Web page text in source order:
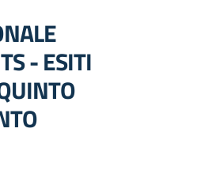
- ESITI